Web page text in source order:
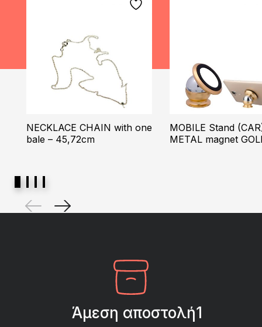
NECKLACE CHAIN with one
bale – 45,72cm
MOBILE Stand
METAL magnet
Άμεση αποστολή1